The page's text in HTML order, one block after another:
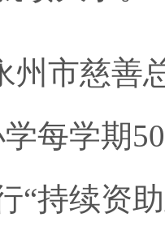
州市慈善
学每学期
“持续资